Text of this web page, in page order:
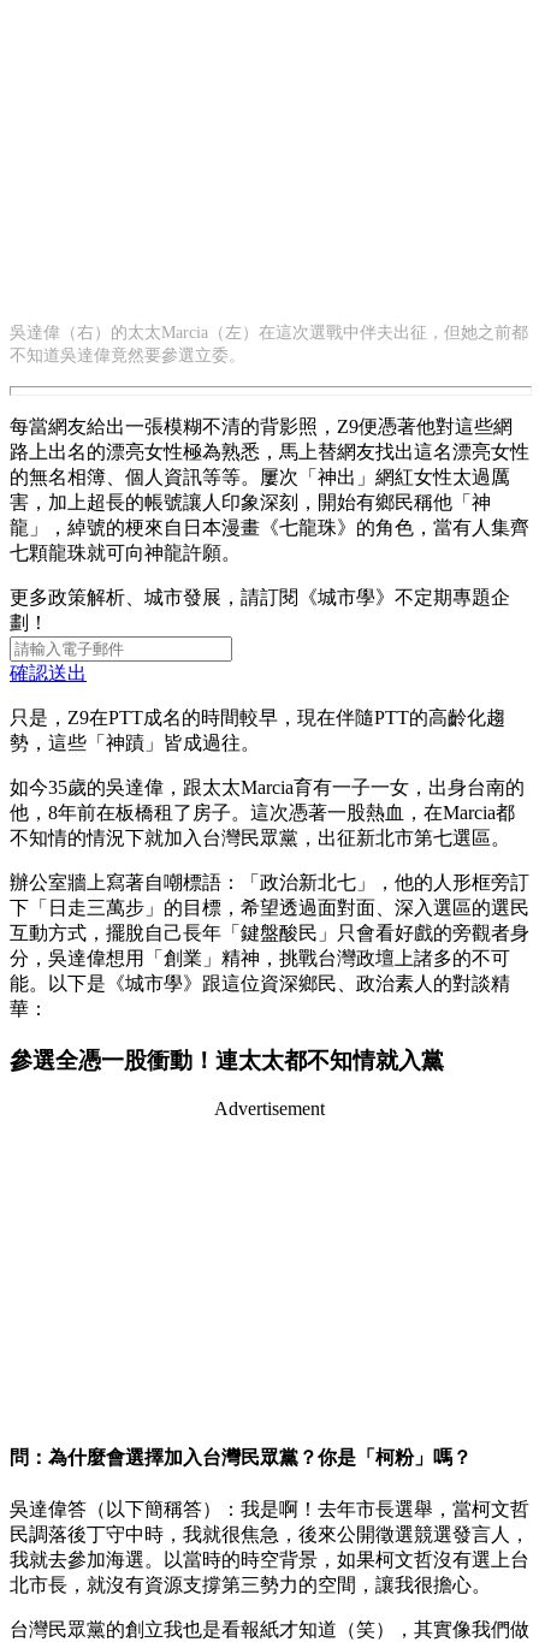
吳達偉（右）的太太Marcia（左）在這次選戰中伴夫出征，但她之前都
不知道吳達偉竟然要參選立委。
每當網友給出一張模糊不清的背影照，Z9便憑著他對這些網
路上出名的漂亮女性極為熟悉，馬上替網友找出這名漂亮女性
的無名相簿、個人資訊等等。屢次「神出」網紅女性太過厲
害，加上超長的帳號讓人印象深刻，開始有鄉民稱他「神
龍」，綽號的梗來自日本漫畫《七龍珠》的角色，當有人集齊
七顆龍珠就可向神龍許願。
更多政策解析、城市發展，請訂閱《城市學》不定期專題企
劃！
確認送出
只是，Z9在PTT成名的時間較早，現在伴隨PTT的高齡化趨
勢，這些「神蹟」皆成過往。
如今35歲的吳達偉，跟太太Marcia育有一子一女，出身台南的
他，8年前在板橋租了房子。這次憑著一股熱血，在Marcia都
不知情的情況下就加入台灣民眾黨，出征新北市第七選區。
辦公室牆上寫著自嘲標語：「政治新北七」，他的人形框旁訂
下「日走三萬步」的目標，希望透過面對面、深入選區的選民
互動方式，擺脫自己長年「鍵盤酸民」只會看好戲的旁觀者身
分，吳達偉想用「創業」精神，挑戰台灣政壇上諸多的不可
能。以下是《城市學》跟這位資深鄉民、政治素人的對談精
華：
參選全憑一股衝動！連太太都不知情就入黨
Advertisement
問：為什麼會選擇加入台灣民眾黨？你是「柯粉」嗎？
吳達偉答（以下簡稱答）：我是啊！去年市長選舉，當柯文哲
民調落後丁守中時，我就很焦急，後來公開徵選競選發言人，
我就去參加海選。以當時的時空背景，如果柯文哲沒有選上台
北市長，就沒有資源支撐第三勢力的空間，讓我很擔心。
台灣民眾黨的創立我也是看報紙才知道（笑），其實像我們做